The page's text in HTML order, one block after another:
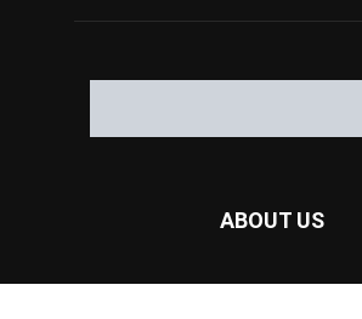
ABOUT US